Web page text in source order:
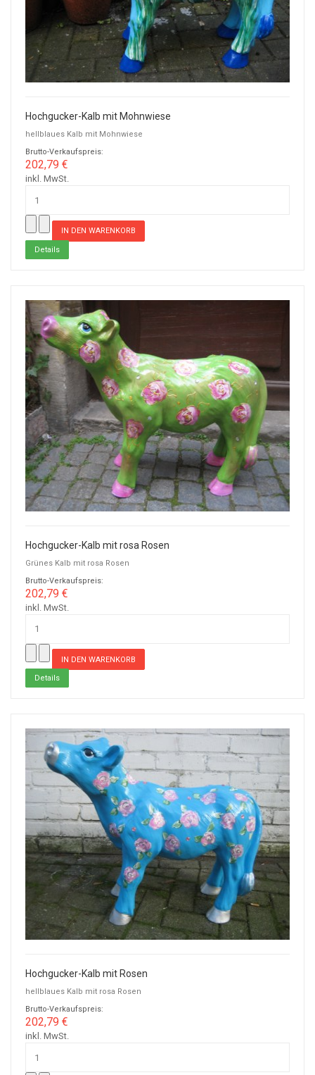
Hochgucker-Kalb mit Mohnwiese
hellblaues Kalb mit Mohnwiese
Brutto-Verkaufspreis:
202,79 €
inkl. MwSt.
Details
Hochgucker-Kalb mit rosa Rosen
Grünes Kalb mit rosa Rosen
Brutto-Verkaufspreis:
202,79 €
inkl. MwSt.
Details
Hochgucker-Kalb mit Rosen
hellblaues Kalb mit rosa Rosen
Brutto-Verkaufspreis:
202,79 €
inkl. MwSt.